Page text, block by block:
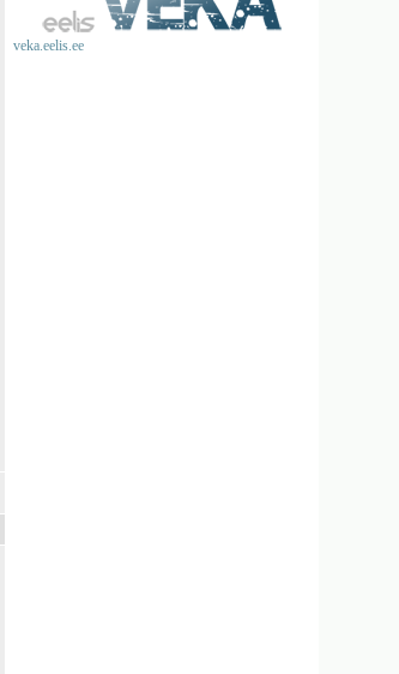
veka.eelis.ee